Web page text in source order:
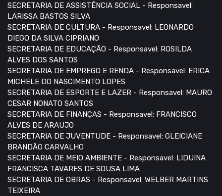
SECRETARIA DE ASSISTÊNCIA SOCIAL - Responsavel:
LARISSA BASTOS SILVA
SECRETARIA DE CULTURA - Responsavel: LEONARDO
DIEGO DA SILVA CIPRIANO
SECRETARIA DE EDUCAÇÃO - Responsavel: ROSILDA
ALVES DOS SANTOS
SECRETARIA DE EMPREGO E RENDA - Responsavel: ERICA
MICHELE DO NASCIMENTO LOPES
SECRETARIA DE ESPORTE E LAZER - Responsavel: MAURO
CESAR NONATO SANTOS
SECRETARIA DE FINANÇAS - Responsavel: FRANCISCO
ALVES DE ARAUJO
SECRETARIA DE JUVENTUDE - Responsavel: GLEICIANE
BRANDÃO CARVALHO
SECRETARIA DE MEIO AMBIENTE - Responsavel: LIDUINA
FRANCISCA TAVARES DE SOUSA LIMA
SECRETARIA DE OBRAS - Responsavel: WELBER MARTINS
TEIXEIRA